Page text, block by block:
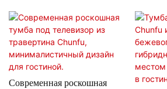
Современная роскошная